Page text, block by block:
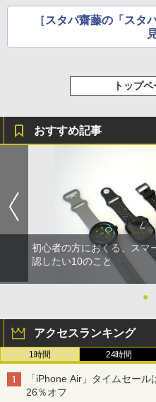
［スタパ齋藤の「スタ
トップ
おすすめ記事
初心者の方におくる、スマ
認したい10のこと
●
アクセスランキング
1時間 24時間
「iPhone Air」タイムセー
26％オフ